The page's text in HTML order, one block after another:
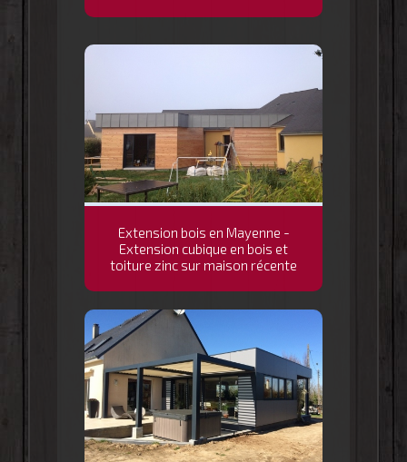
Extension bois en Mayenne -
Extension cubique en bois et
toiture zinc sur maison récente